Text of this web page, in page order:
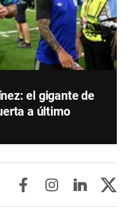
el gigante de
a último